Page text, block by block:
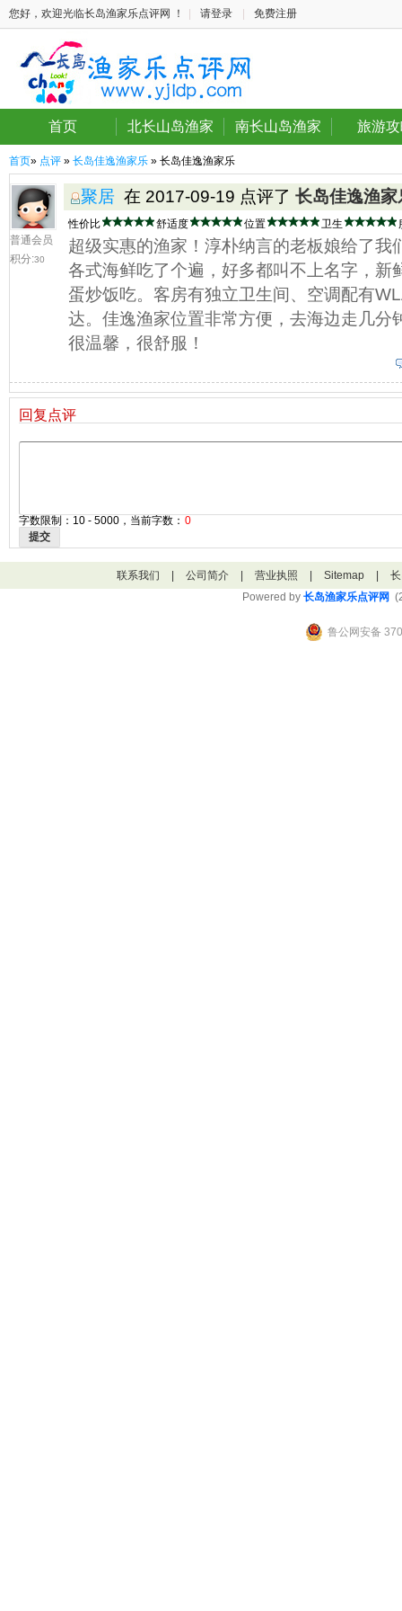
您好，欢迎光临长岛渔家乐点评网 ！ 请登录 免费注册
首页 北长山岛渔家 南长山岛渔家 旅游
首页» 点评 » 长岛佳逸渔家乐 » 长岛佳逸渔家乐
普通会员
积分:30
聚居 在 2017-09-19 点评了 长岛佳逸渔家
性价比 舒适度 位置 卫生
超级实惠的渔家！淳朴纳言的老板娘给了我
各式海鲜吃了个遍，好多都叫不上名字，新
蛋炒饭吃。客房有独立卫生间、空调配有
达。佳逸渔家位置非常方便，去海边走几分
很温馨，很舒服！
回复点评
字数限制：10 - 5000，当前字数： 0
提交
联系我们 公司简介 营业执照 Sitemap
Powered by 长岛渔家乐点评网
鲁公网安备